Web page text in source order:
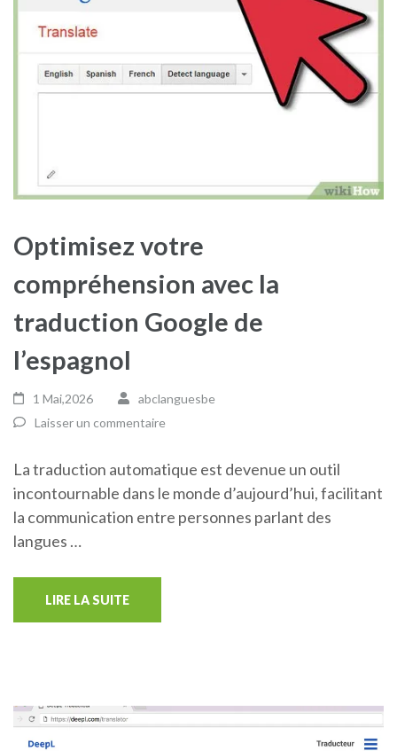
Optimisez votre
compréhension avec la
traduction Google de
l’espagnol
1 Mai,2026
abclanguesbe
Laisser un commentaire
La traduction automatique est devenue un outil
incontournable dans le monde d’aujourd’hui, facilitant
la communication entre personnes parlant des
langues …
LIRE LA SUITE